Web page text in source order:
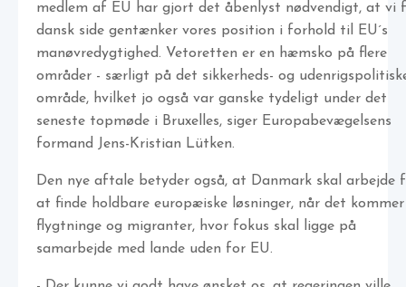
medlem af EU har gjort det åbenlyst nødvendigt, at vi
dansk side gentænker vores position i forhold til EU´s
manøvredygtighed. Vetoretten er en hæmsko på flere
områder - særligt på det sikkerheds- og
område, hvilket jo også var ganske tydeligt under det
seneste topmøde i Bruxelles, siger Europabevægelsens
formand Jens-Kristian Lütken.
Den nye aftale betyder også, at Danmark skal arbejde
at finde holdbare europæiske løsninger, når det
flygtninge og migranter, hvor fokus skal ligge på
samarbejde med lande uden for EU.